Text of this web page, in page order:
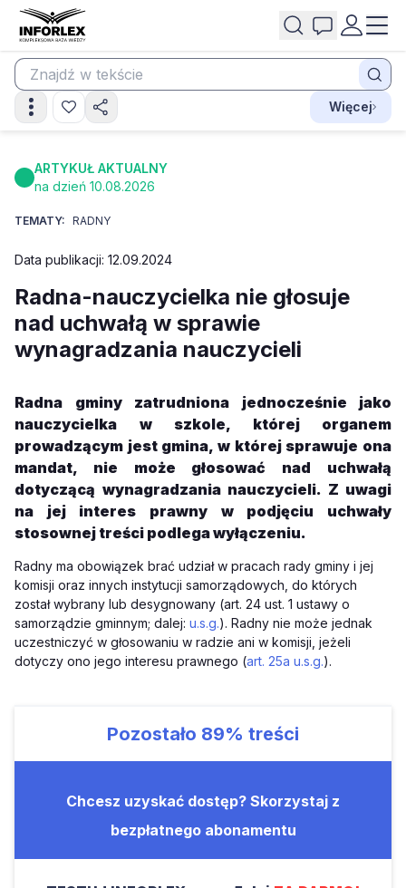
Więcej
ARTYKUŁ AKTUALNY
na dzień 10.08.2026
TEMATY: RADNY
Data publikacji: 12.09.2024
Radna-nauczycielka nie głosuje
nad uchwałą w sprawie
wynagradzania nauczycieli
Radna gminy zatrudniona jednocześnie jako
nauczycielka w szkole, której organem
prowadzącym jest gmina, w której sprawuje ona
mandat, nie może głosować nad uchwałą
dotyczącą wynagradzania nauczycieli. Z uwagi
na jej interes prawny w podjęciu uchwały
stosownej treści podlega wyłączeniu.
Radny ma obowiązek brać udział w pracach rady gminy i jej
komisji oraz innych instytucji samorządowych, do których
został wybrany lub desygnowany (art. 24 ust. 1 ustawy o
samorządzie gminnym; dalej: u.s.g.). Radny nie może jednak
uczestniczyć w głosowaniu w radzie ani w komisji, jeżeli
dotyczy ono jego interesu prawnego (art. 25a u.s.g.).
Pozostało 89% treści
Chcesz uzyskać dostęp? Skorzystaj z
bezpłatnego abonamentu